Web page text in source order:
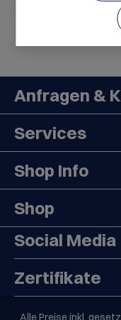
Beauty Glow für die
Tinted Lip Serum S…
Anfragen &
Services
Shop Info
Shop
Social Media
Zertifikate
Alle Preise inkl.